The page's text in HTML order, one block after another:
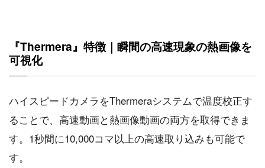
『Thermera』特徴｜瞬間の高速現象の熱画像を
可視化
ハイスピードカメラをThermeraシステムで温度校正す
ることで、高速動画と熱画像動画の両方を取得できま
す。1秒間に10,000コマ以上の高速取り込みも可能で
す。